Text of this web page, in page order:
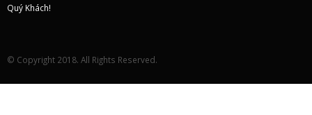
© Copyright 2018. All Rights Reserved.